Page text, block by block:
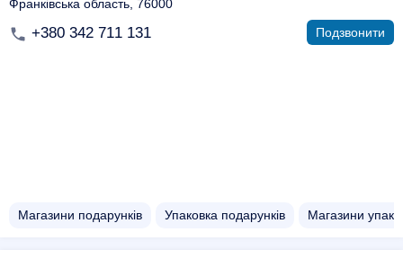
Франківська область, 76000
+380 342 711 131 Подзвонити
Магазини подарунків Упаковка подарунків Магазини